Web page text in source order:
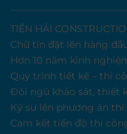
TIỀN HẢI
Chữ tín đặt lên hàng
Hơn 10 năm kinh
Quy trình tiết kế – thi
Đội ngũ khảo sát, thiết
Kỹ sư lên phương án
Cam kết tiến độ thi